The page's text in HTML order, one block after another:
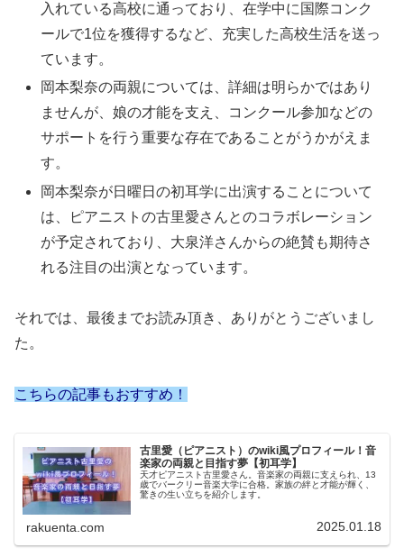
入れている高校に通っており、在学中に国際コンク
ールで1位を獲得するなど、充実した高校生活を送っ
ています。
岡本梨奈の両親については、詳細は明らかではあり
ませんが、娘の才能を支え、コンクール参加などの
サポートを行う重要な存在であることがうかがえま
す。
岡本梨奈が日曜日の初耳学に出演することについて
は、ピアニストの古里愛さんとのコラボレーション
が予定されており、大泉洋さんからの絶賛も期待さ
れる注目の出演となっています。
それでは、最後までお読み頂き、ありがとうございまし
た。
こちらの記事もおすすめ！
古里愛（ピアニスト）のwiki風プロフィール！音
楽家の両親と目指す夢【初耳学】
天才ピアニスト古里愛さん。音楽家の両親に支えられ、13
歳でバークリー音楽大学に合格。家族の絆と才能が輝く、
驚きの生い立ちを紹介します。
rakuenta.com 2025.01.18